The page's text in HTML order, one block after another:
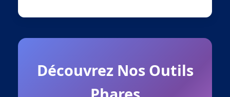
Découvrez Nos Outils